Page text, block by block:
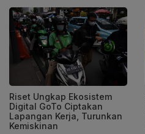
Riset Ungkap Ekosistem
Digital GoTo Ciptakan
Lapangan Kerja, Turunkan
Kemiskinan